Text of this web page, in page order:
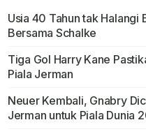
Usia 40 Tahun tak Halangi
Bersama Schalke
Tiga Gol Harry Kane
Piala Jerman
Neuer Kembali, Gnabry
Jerman untuk Piala Dunia